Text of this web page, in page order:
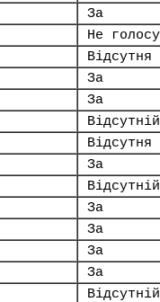
За
Не
Відсутня
За
За
Відсутній
Відсутня
За
Відсутній
За
За
За
За
Відсутній